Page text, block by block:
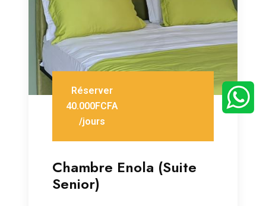
Réserver
40.000FCFA
/jours
Chambre Enola (Suite
Senior)